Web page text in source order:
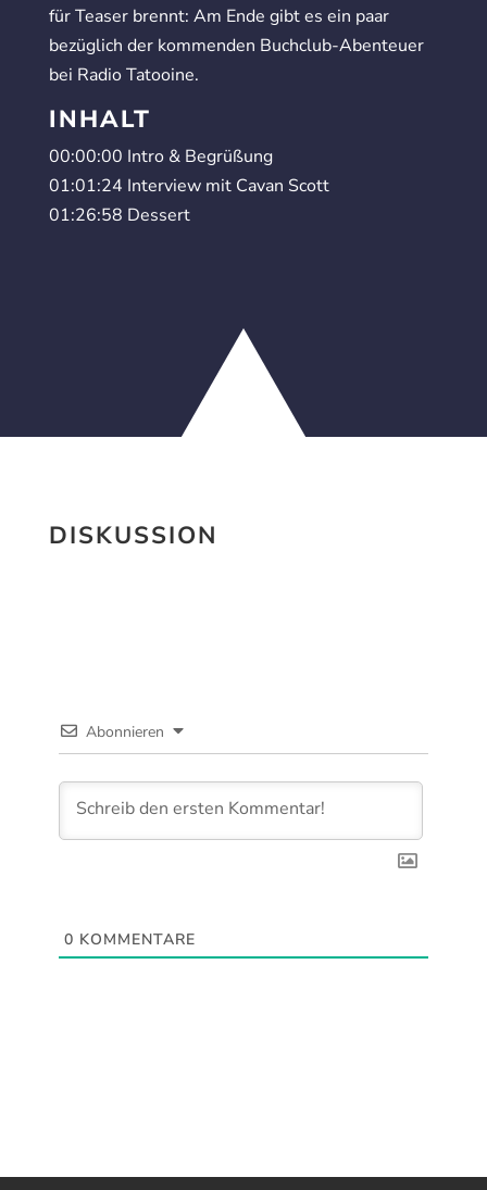
für Teaser brennt: Am Ende gibt es ein paar
bezüglich der kommenden Buchclub-Abenteuer
bei Radio Tatooine.
INHALT
00:00:00 Intro & Begrüßung
01:01:24 Interview mit Cavan Scott
01:26:58 Dessert
DISKUSSION
Abonnieren
0 KOMMENTARE